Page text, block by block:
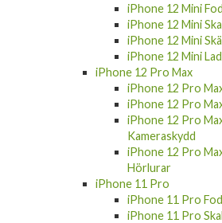
iPhone 12 Mini
iPhone 12 Mini
iPhone 12 Mini
iPhone 12 Mini
iPhone 12 Pro Max
iPhone 12 Pro
iPhone 12 Pro
iPhone 12 Pro
Kameraskydd
iPhone 12 Pro
Hörlurar
iPhone 11 Pro
iPhone 11 Pro
iPhone 11 Pro Skal